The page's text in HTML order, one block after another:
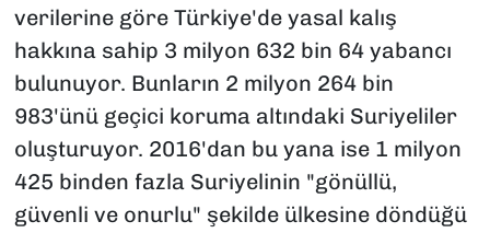
verilerine göre Türkiye'de yasal kalış
hakkına sahip 3 milyon 632 bin 64 yabancı
bulunuyor. Bunların 2 milyon 264 bin
983'ünü geçici koruma altındaki Suriyeliler
oluşturuyor. 2016'dan bu yana ise 1 milyon
425 binden fazla Suriyelinin "gönüllü,
güvenli ve onurlu" şekilde ülkesine döndüğü